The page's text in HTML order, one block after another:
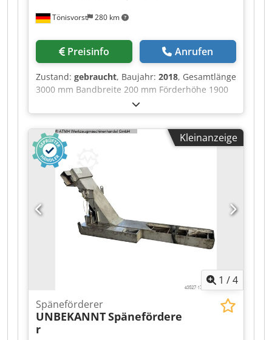
Tönisvorst 280 km
Preisinfo Anrufen
Zustand: gebraucht, Baujahr: 2018, Gesamtlänge
3000 mm Bandbreite 200 mm Förderhöhe 1900
Gesamtleistungsbedarf 1 kW Cjdpfjv Sdymex
Ammerf Maschinengewicht ca. 1 t Raumbedarf
ca. 3x1x2 m Magnetförderer Neuwertig
Föderhöhe 1900mm Banbreite 200mmKleinanzeige
1 /4
Späneförderer
UNBEKANNTSpänefördere
r